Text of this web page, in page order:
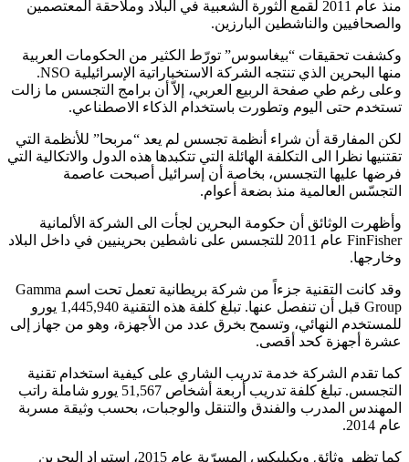
منذ عام 2011 لقمع الثورة الشعبية في البلاد وملاحقة المعتصمين
والصحافيين والناشطين البارزين.
وكشفت تحقيقات “بيغاسوس” تورّط الكثير من الحكومات العربية
منها البحرين الذي تنتجه الشركة الاستخباراتية الإسرائيلية NSO.
وعلى رغم طي صفحة الربيع العربي، إلاّ أن برامج التجسس ما زالت
تستخدم حتى اليوم وتطورت باستخدام الذكاء الاصطناعي.
لكن المفارقة أن شراء أنظمة تجسس لم يعد “مربحا” للأنظمة التي
تقتنيها نظرا الى التكلفة الهائلة التي تتكبدها هذه الدول والاتكالية التي
فرضها عليها التجسس، بخاصة أن إسرائيل أصبحت عاصمة
التجسّس العالمية منذ بضعة أعوام.
وأظهرت الوثائق أن حكومة البحرين لجأت الى الشركة الألمانية
FinFisher عام 2011 للتجسس على ناشطين بحرينيين في داخل البلاد
وخارجها.
وقد كانت التقنية جزءاً من شركة بريطانية تعمل تحت اسم Gamma
Group قبل أن تنفصل عنها. تبلغ كلفة هذه التقنية 1,445,940 يورو
للمستخدم النهائي، وتسمح بخرق عدد من الأجهزة، وهو من جهاز إلى
عشرة أجهزة كحد أقصى.
كما تقدم الشركة خدمة تدريب الشاري على كيفية استخدام تقنية
التجسس. تبلغ كلفة تدريب أربعة أشخاص 51,567 يورو شاملة راتب
المهندس المدرب والفندق والتنقل والوجبات، بحسب وثيقة مسربة
عام 2014.
كما تظهر وثائق ويكيليكس المسرّبة عام 2015، استيراد البحرين